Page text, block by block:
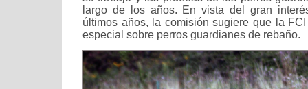
largo de los años. En vista del gran
últimos años, la comisión sugiere que la
especial sobre perros guardianes de rebaño.